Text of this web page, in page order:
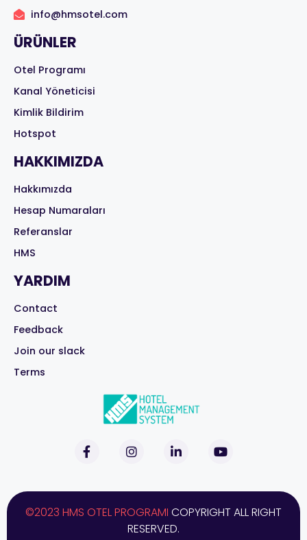
info@hmsotel.com
ÜRÜNLER
Otel Programı
Kanal Yöneticisi
Kimlik Bildirim
Hotspot
HAKKIMIZDA
Hakkımızda
Hesap Numaraları
Referanslar
HMS
YARDIM
Contact
Feedback
Join our slack
Terms
©2023 HMS OTEL PROGRAMI COPYRIGHT ALL RIGHT
RESERVED.